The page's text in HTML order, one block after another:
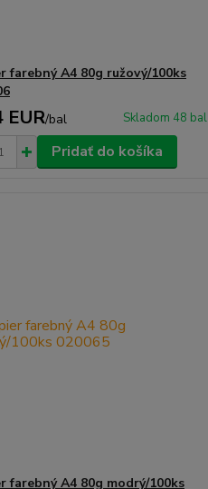
farebný A4 80g ružový/100ks
EUR/bal Skladom 48 bal
Pridať do košíka
farebný A4 80g modrý/100ks